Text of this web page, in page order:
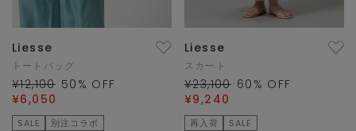
Liesse
トートバッグ
¥12,100 50 % OFF
¥6,050
SALE 別注コラボ
Liesse
スカート
¥23,100 60 % OFF
¥9,240
再入荷 SALE